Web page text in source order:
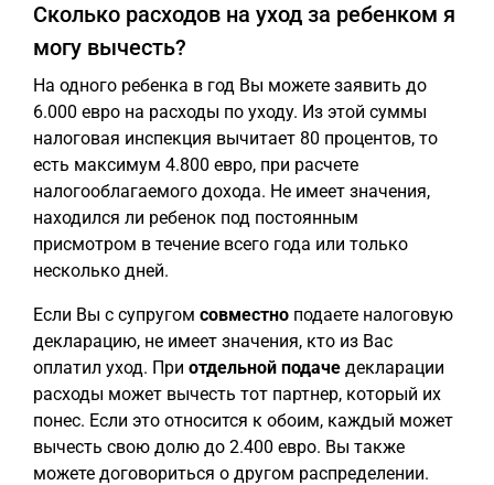
Сколько расходов на уход за ребенком я
могу вычесть?
На одного ребенка в год Вы можете заявить до
6.000 евро на расходы по уходу. Из этой суммы
налоговая инспекция вычитает 80 процентов, то
есть максимум 4.800 евро, при расчете
налогооблагаемого дохода. Не имеет значения,
находился ли ребенок под постоянным
присмотром в течение всего года или только
несколько дней.
Если Вы с супругом совместно подаете налоговую
декларацию, не имеет значения, кто из Вас
оплатил уход. При отдельной подаче декларации
расходы может вычесть тот партнер, который их
понес. Если это относится к обоим, каждый может
вычесть свою долю до 2.400 евро. Вы также
можете договориться о другом распределении.